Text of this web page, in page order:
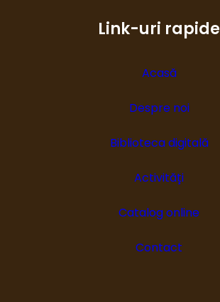
Link-uri rapide
Acasă
Despre noi
Biblioteca digitală
Activități
Catalog online
Contact